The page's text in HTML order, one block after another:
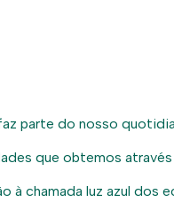
parte do nosso
que obtemos
à chamada luz azul